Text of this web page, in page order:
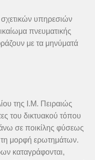
υπηρεσιών
πνευματικής
με τα μηνύματά
της Ι.Μ. Πειραιώς
του δικτυακού τόπου
σε ποικίλης φύσεως
τη μορφή ερωτημάτων.
καταγράφονται,